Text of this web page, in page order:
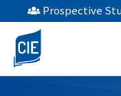
HKBU
CIE
and
Prospective